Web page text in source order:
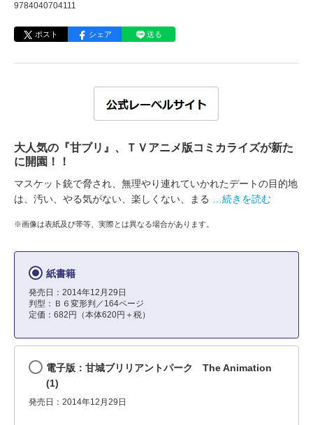
9784040704111
ポスト シェア 送る
大人気の『甘ブリ』、ＴＶアニメ版コミカライズが新た
に開園！！
マスケット銃で脅され、無理やり連れていかれたデートの目的地
は、汚い、やる気がない、楽しくない、まる
…続きを読む
※画像は表紙及び帯等、実際とは異なる場合があります。
紙書籍
発売日：2014年12月29日
判型：Ｂ６変形判／164ページ
定価：682円（本体620円＋税）
電子版：甘城ブリリアントパーク The Animation
(1)
発売日：2014年12月29日